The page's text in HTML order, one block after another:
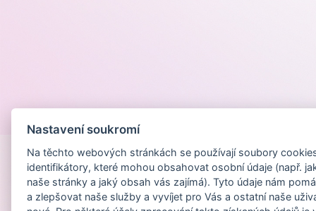
Nastavení soukromí
Na těchto webových stránkách se používají soubory
identifikátory, které mohou obsahovat osobní údaje (např.
naše stránky a jaký obsah vás zajímá). Tyto údaje nám
a zlepšovat naše služby a vyvíjet pro Vás a ostatní naše